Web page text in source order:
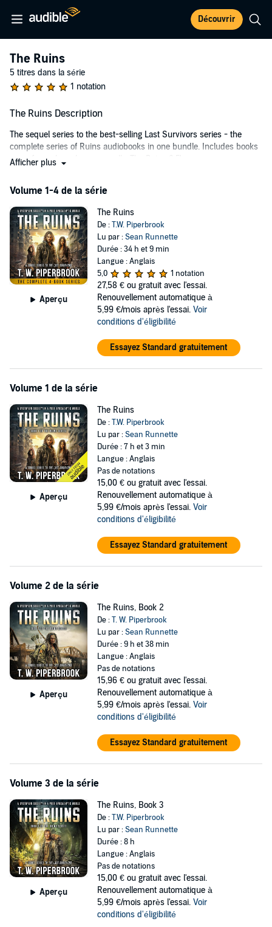
Découvrir
The Ruins
5 titres dans la série
1 notation
The Ruins Description
The sequel series to the best-selling Last Survivors series - the
complete series of Ruins audiobooks in one bundle. Includes books
one - four, plus a bonus novella
the rusted relics of the Ancients' civilization as they search for a
better future, hoping to escape the horrors of the past. But among
those treasures lurks danger.
And what they discover might be worse than what they left behind.
The complete Ruins series - all in this one, special edition
©2020 Post Script Publishing (P)2020 Post Script Publishing
Afficher plus
Volume 1-4 de la série
Aperçu
The Ruins
De :T.W. Piperbrook
Lu par :Sean Runnette
Durée : 34 h et 9 min
Langue : Anglais
5,0
1 notation
27,58 € ou gratuit avec l'essai.
Renouvellement automatique à
5,99 €/mois après l'essai. Voir
conditions d'éligibilité
Essayez Standard gratuitement
Volume 1 de la série
Aperçu
The Ruins
De :T.W. Piperbrook
Lu par :Sean Runnette
Durée : 7 h et 3 min
Langue : Anglais
Pas de notations
15,00 € ou gratuit avec l'essai.
Renouvellement automatique à
5,99 €/mois après l'essai. Voir
conditions d'éligibilité
Essayez Standard gratuitement
Volume 2 de la série
Aperçu
The Ruins, Book 2
De :T. W. Piperbrook
Lu par :Sean Runnette
Durée : 9 h et 38 min
Langue : Anglais
Pas de notations
15,96 € ou gratuit avec l'essai.
Renouvellement automatique à
5,99 €/mois après l'essai. Voir
conditions d'éligibilité
Essayez Standard gratuitement
Volume 3 de la série
Aperçu
The Ruins, Book 3
De :T.W. Piperbrook
Lu par :Sean Runnette
Durée : 8 h
Langue : Anglais
Pas de notations
15,00 € ou gratuit avec l'essai.
Renouvellement automatique à
5,99 €/mois après l'essai. Voir
conditions d'éligibilité